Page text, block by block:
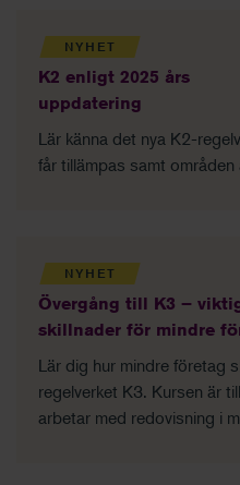
NYHET
K2 enligt 2025 års
uppdatering
Lär känna det nya K2-
får tillämpas samt
NYHET
Övergång till K3 –
skillnader för mindre
Lär dig hur mindre företag
regelverket K3. Kursen är
arbetar med redovisning i